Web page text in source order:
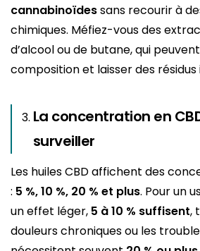
cannabinoïdessans recourir à
chimiques. Méfiez-vous des
d’alcool ou de butane, qui
composition et laisser des résidus
La concentration en
surveiller
Les huiles CBD affichent des
: 5 %, 10 %, 20 % et plus. Pour un
un effet léger, 5 à 10 % suffisent,
douleurs chroniques ou les